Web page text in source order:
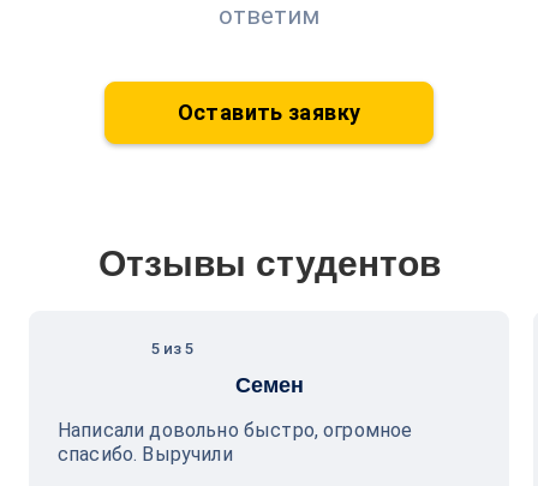
ответим
Оставить заявку
Отзывы студентов
5 из 5
Семен
Написали довольно быстро, огромное
спасибо. Выручили